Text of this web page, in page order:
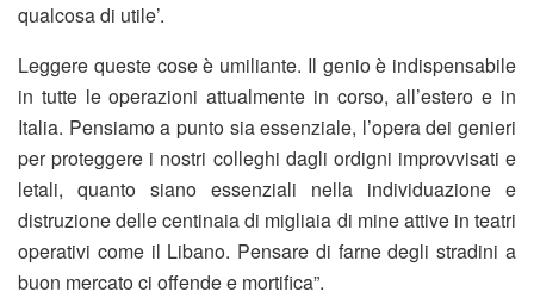
qualcosa di utile’.
Leggere queste cose è umiliante. Il genio è indispensabile
in tutte le operazioni attualmente in corso, all’estero e in
Italia. Pensiamo a punto sia essenziale, l’opera dei genieri
per proteggere i nostri colleghi dagli ordigni improvvisati e
letali, quanto siano essenziali nella individuazione e
distruzione delle centinaia di migliaia di mine attive in teatri
operativi come il Libano. Pensare di farne degli stradini a
buon mercato ci offende e mortifica”.